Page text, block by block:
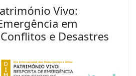
Vivo:
em
e Desastres